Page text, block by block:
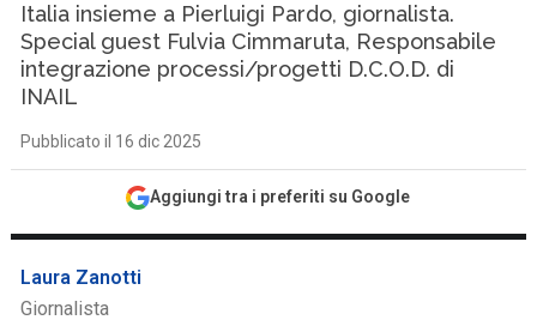
Italia insieme a Pierluigi Pardo, giornalista.
Special guest Fulvia Cimmaruta, Responsabile
integrazione processi/progetti D.C.O.D. di
INAIL
Pubblicato il 16 dic 2025
Aggiungi tra i preferiti su Google
Laura Zanotti
Giornalista